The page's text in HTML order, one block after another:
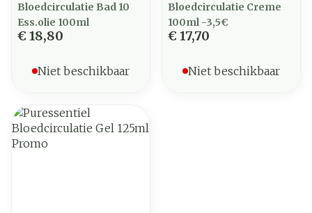
Bloedcirculatie Bad 10
Ess.olie 100ml
€ 18,80
Niet beschikbaar
Bloedcirculatie Creme
100ml -3,5€
€ 17,70
Niet beschikbaar